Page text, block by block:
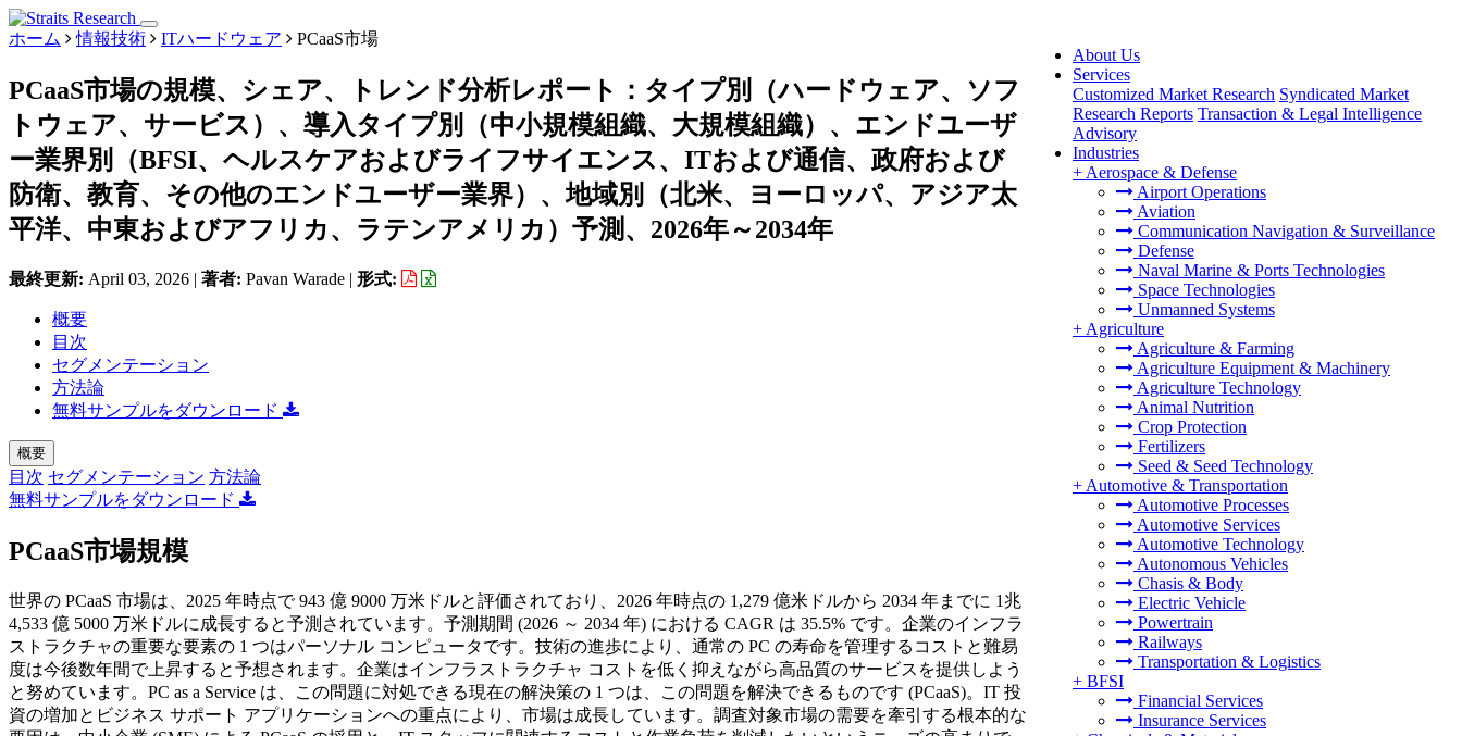
About Us
Services
Customized Market Research Syndicated Market
Research Reports Transaction & Legal Intelligence
Advisory
Industries
+ Aerospace & Defense
Airport Operations
Aviation
Communication Navigation & Surveillance
Defense
Naval Marine & Ports Technologies
Space Technologies
Unmanned Systems
+ Agriculture
Agriculture & Farming
Agriculture Equipment & Machinery
Agriculture Technology
Animal Nutrition
Crop Protection
Fertilizers
Seed & Seed Technology
+ Automotive & Transportation
Automotive Processes
Automotive Services
Automotive Technology
Autonomous Vehicles
Chasis & Body
Electric Vehicle
Powertrain
Railways
Transportation & Logistics
+ BFSI
Financial Services
Insurance Services
ホーム 情報技術 ITハードウェア PCaaS市場
PCaaS市場の規模、シェア、トレンド分析レポート：タイプ別（ハードウェア、ソフ
トウェア、サービス）、導入タイプ別（中小規模組織、大規模組織）、エンドユーザ
ー業界別（BFSI、ヘルスケアおよびライフサイエンス、ITおよび通信、政府および
防衛、教育、その他のエンドユーザー業界）、地域別（北米、ヨーロッパ、アジア太
平洋、中東およびアフリカ、ラテンアメリカ）予測、2026年～2034年
最終更新: April 03, 2026 | 著者: Pavan Warade | 形式:
概要
目次
セグメンテーション
方法論
無料サンプルをダウンロード
概要
目次 セグメンテーション 方法論
無料サンプルをダウンロード
PCaaS市場規模
世界の PCaaS 市場は、2025 年時点で 943 億 9000 万米ドルと評価されており、2026 年時点の 1,279 億米ドルから 2034 年までに 1兆
4,533 億 5000 万米ドルに成長すると予測されています。予測期間 (2026 ～ 2034 年) における CAGR は 35.5% です。企業のインフラ
ストラクチャの重要な要素の 1 つはパーソナル コンピュータです。技術の進歩により、通常の PC の寿命を管理するコストと難易
度は今後数年間で上昇すると予想されます。企業はインフラストラクチャ コストを低く抑えながら高品質のサービスを提供しよう
と努めています。PC as a Service は、この問題に対処できる現在の解決策の 1 つは、この問題を解決できるものです (PCaaS)。IT 投
資の増加とビジネス サポート アプリケーションへの重点により、市場は成長しています。調査対象市場の需要を牽引する根本的な